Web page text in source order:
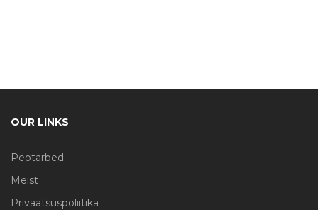
OUR LINKS
Peotarbed
Meist
Privaatsuspoliitika